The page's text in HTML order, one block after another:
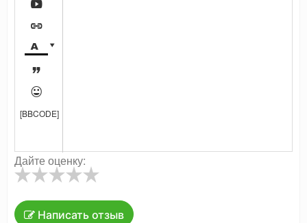






[BBCODE]
Дайте оценку:
Написать отзыв